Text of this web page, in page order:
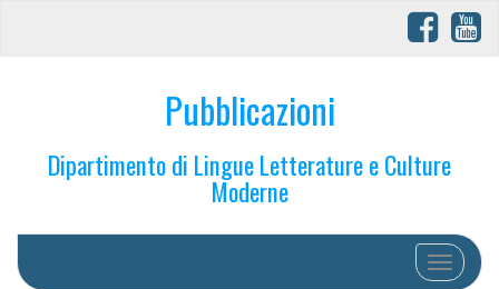
Pubblicazioni
Dipartimento di Lingue Letterature e Culture
Moderne
Toggle